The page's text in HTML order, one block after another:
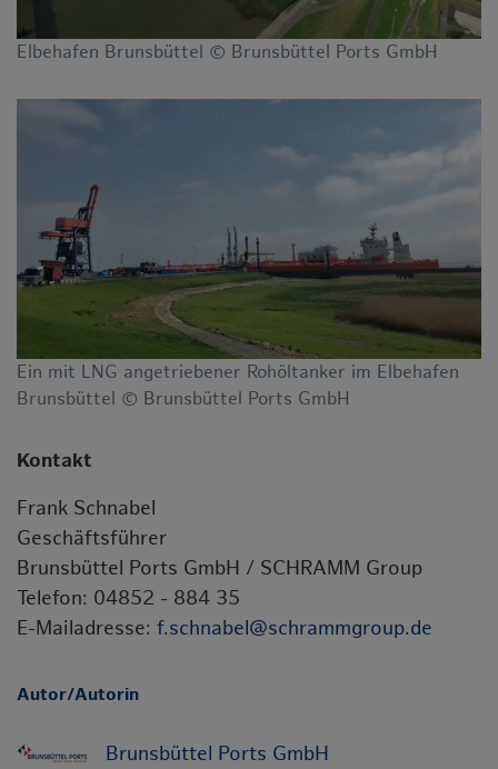
Elbehafen Brunsbüttel © Brunsbüttel Ports GmbH
Ein mit LNG angetriebener Rohöltanker im Elbehafen
Brunsbüttel © Brunsbüttel Ports GmbH
Kontakt
Frank Schnabel
Geschäftsführer
Brunsbüttel Ports GmbH / SCHRAMM Group
Telefon: 04852 - 884 35
E-Mailadresse: f.schnabel@schrammgroup.de
Autor/Autorin
Brunsbüttel Ports GmbH